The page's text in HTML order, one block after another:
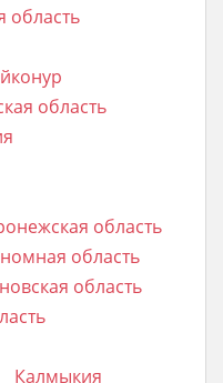
область
область
область
область
область
Калмыкия